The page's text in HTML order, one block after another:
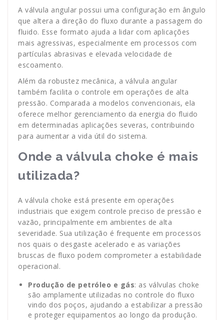
A válvula angular possui uma configuração em ângulo
que altera a direção do fluxo durante a passagem do
fluido. Esse formato ajuda a lidar com aplicações
mais agressivas, especialmente em processos com
partículas abrasivas e elevada velocidade de
escoamento.
Além da robustez mecânica, a válvula angular
também facilita o controle em operações de alta
pressão. Comparada a modelos convencionais, ela
oferece melhor gerenciamento da energia do fluido
em determinadas aplicações severas, contribuindo
para aumentar a vida útil do sistema.
Onde a válvula choke é mais
utilizada?
A válvula choke está presente em operações
industriais que exigem controle preciso de pressão e
vazão, principalmente em ambientes de alta
severidade. Sua utilização é frequente em processos
nos quais o desgaste acelerado e as variações
bruscas de fluxo podem comprometer a estabilidade
operacional.
Produção de petróleo e gás: as válvulas choke
são amplamente utilizadas no controle do fluxo
vindo dos poços, ajudando a estabilizar a pressão
e proteger equipamentos ao longo da produção.